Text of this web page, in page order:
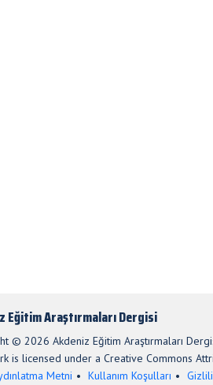
Eğitim Araştırmaları Dergisi
© 2026 Akdeniz Eğitim Araştırmaları
is licensed under a Creative Commons
Metni
Kullanım Koşulları